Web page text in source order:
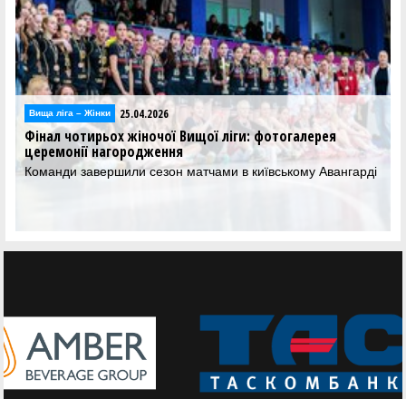
Вища лiга – Жiнки 14.04.2026
Фінал чотирьох жіночої Вищої ліги пройде у Києві
Визначилось місце проведення фінального етапу жіночої
Вищої ліги